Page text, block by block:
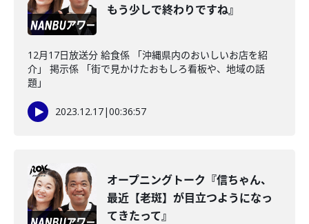
もう少しで終わりですね』
12月17日放送分 給食係 「沖縄県内のおいしいお店を紹
介」 掲示係 「街で見かけたおもしろ看板や、地域の話
題」
2023.12.17|00:36:57
オープニングトーク『信ちゃん、
最近【老斑】が目立つようになっ
てきたって』